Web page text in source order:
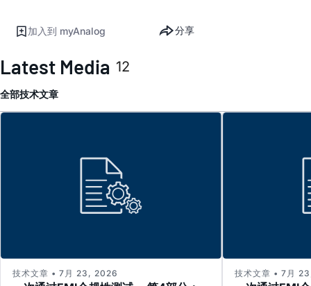
加入到 myAnalog 分享
Latest Media 12
全部技术文章
技术文章 • 7月 23, 2026 技术文章 • 7月